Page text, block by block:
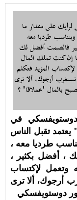
في
يعتمد تقبل الناس
طرديا معه ،
، أفضل بكثير ،
وتعمل لإكتساب
أرجوك، ألا ترى
دوستويفسكي